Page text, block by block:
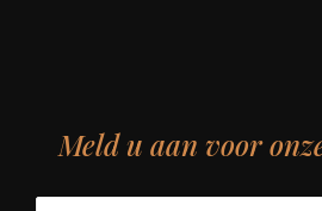
Meld u aan voor